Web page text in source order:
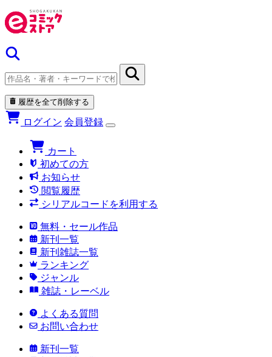
履歴を全て削除する
ログイン 会員登録
カート
初めての方
お知らせ
閲覧履歴
シリアルコードを利用する
無料・セール作品
新刊一覧
新刊雑誌一覧
ランキング
ジャンル
雑誌・レーベル
よくある質問
お問い合わせ
新刊一覧